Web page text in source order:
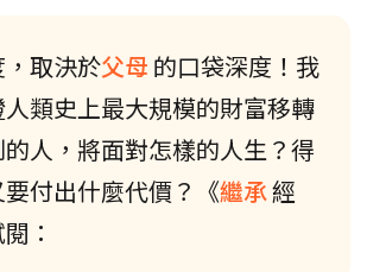
取決於父母 的口袋深度！我
類史上最大規模的財富移轉
人，將面對怎樣的人生？得
付出什麼代價？《繼承經
：